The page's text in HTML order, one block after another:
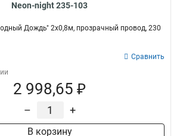
Neon-night 235-103
Дождь" 2x0,8м, прозрачный провод, 230
Сравнить
2 998,65 ₽
– +
В корзину